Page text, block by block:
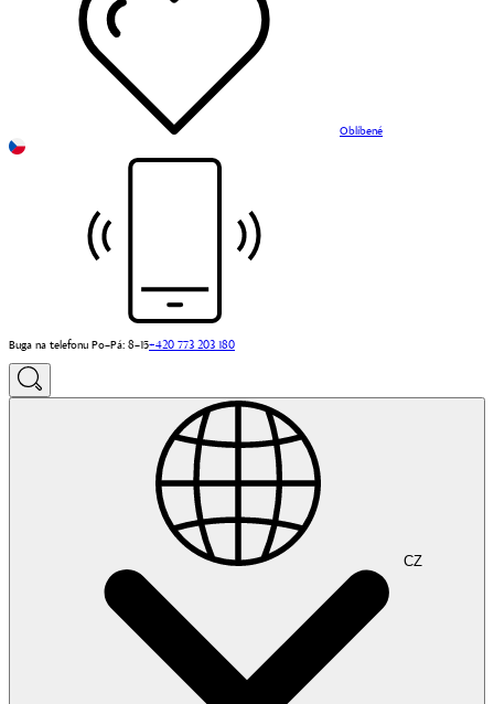
Oblíbené
Buga na telefonu Po–Pá: 8–15+420 773 203 180
CZ